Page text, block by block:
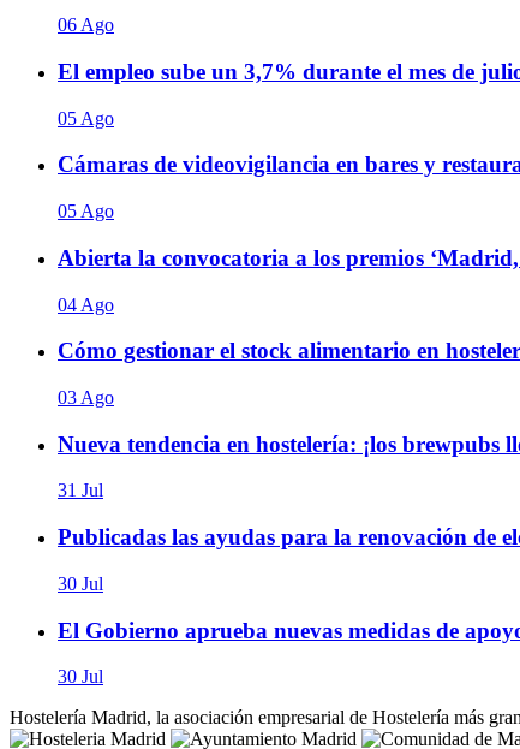
06 Ago
El empleo sube un 3,7% durante el mes de
05 Ago
Cámaras de videovigilancia en bares y
05 Ago
Abierta la convocatoria a los premios
04 Ago
Cómo gestionar el stock alimentario en
03 Ago
Nueva tendencia en hostelería: ¡los brewpubs
31 Jul
Publicadas las ayudas para la renovación de
30 Jul
El Gobierno aprueba nuevas medidas de
30 Jul
Hostelería Madrid, la asociación empresarial de Hostelería más